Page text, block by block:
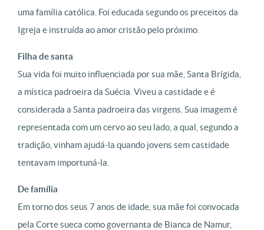
uma família católica. Foi educada segundo os preceitos da
Igreja e instruída ao amor cristão pelo próximo.
Filha de santa
Sua vida foi muito influenciada por sua mãe, Santa Brígida,
a mística padroeira da Suécia. Viveu a castidade e é
considerada a Santa padroeira das virgens. Sua imagem é
representada com um cervo ao seu lado, a qual, segundo a
tradição, vinham ajudá-la quando jovens sem castidade
tentavam importuná-la.
De família
Em torno dos seus 7 anos de idade, sua mãe foi convocada
pela Corte sueca como governanta de Bianca de Namur,